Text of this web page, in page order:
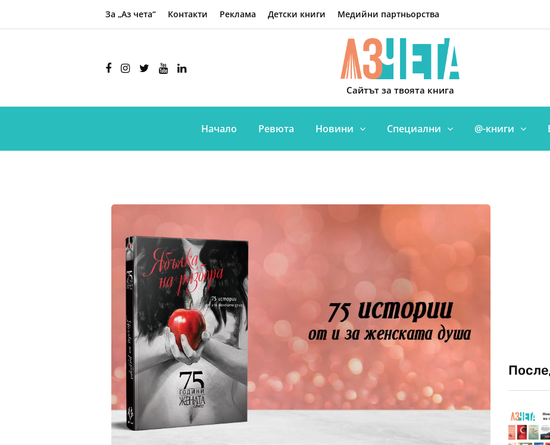
За „Аз чета“ Контакти Реклама Детски книги Медийни партньорства
Сайтът за твоята книга
Начало Ревюта Новини Специални @-книги